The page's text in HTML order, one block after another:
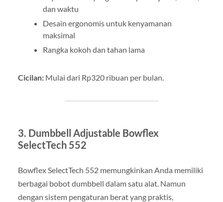
dan waktu
Desain ergonomis untuk kenyamanan
maksimal
Rangka kokoh dan tahan lama
Cicilan:Mulai dari Rp320 ribuan per bulan.
3. Dumbbell Adjustable Bowflex
SelectTech 552
Bowflex SelectTech 552 memungkinkan Anda memiliki
berbagai bobot dumbbell dalam satu alat. Namun
dengan sistem pengaturan berat yang praktis,